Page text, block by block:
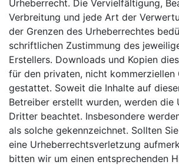
Urheberrecht. Die Vervielfältigung,
Verbreitung und jede Art der
der Grenzen des Urheberrechtes
schriftlichen Zustimmung des
Erstellers. Downloads und Kopien
für den privaten, nicht kommerziellen
gestattet. Soweit die Inhalte auf
Betreiber erstellt wurden, werden die
Dritter beachtet. Insbesondere
als solche gekennzeichnet. Sollten
eine Urheberrechtsverletzung
bitten wir um einen entsprechenden